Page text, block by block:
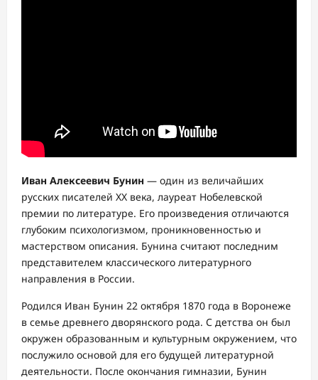
Иван Алексеевич Бунин — один из величайших
русских писателей XX века, лауреат Нобелевской
премии по литературе. Его произведения отличаются
глубоким психологизмом, проникновенностью и
мастерством описания. Бунина считают последним
представителем классического литературного
направления в России.
Родился Иван Бунин 22 октября 1870 года в Воронеже
в семье древнего дворянского рода. С детства он был
окружен образованным и культурным окружением, что
послужило основой для его будущей литературной
деятельности. После окончания гимназии, Бунин